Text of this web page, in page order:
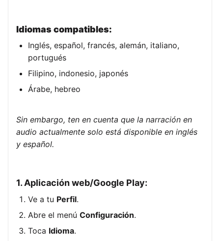
Idiomas compatibles:
Inglés, español, francés, alemán, italiano,
portugués
Filipino, indonesio, japonés
Árabe, hebreo
Sin embargo, ten en cuenta que la narración en
audio actualmente solo está disponible en inglés
y español.
1. Aplicación web/Google Play:
Ve a tu Perfil.
Abre el menú Configuración.
Toca Idioma.